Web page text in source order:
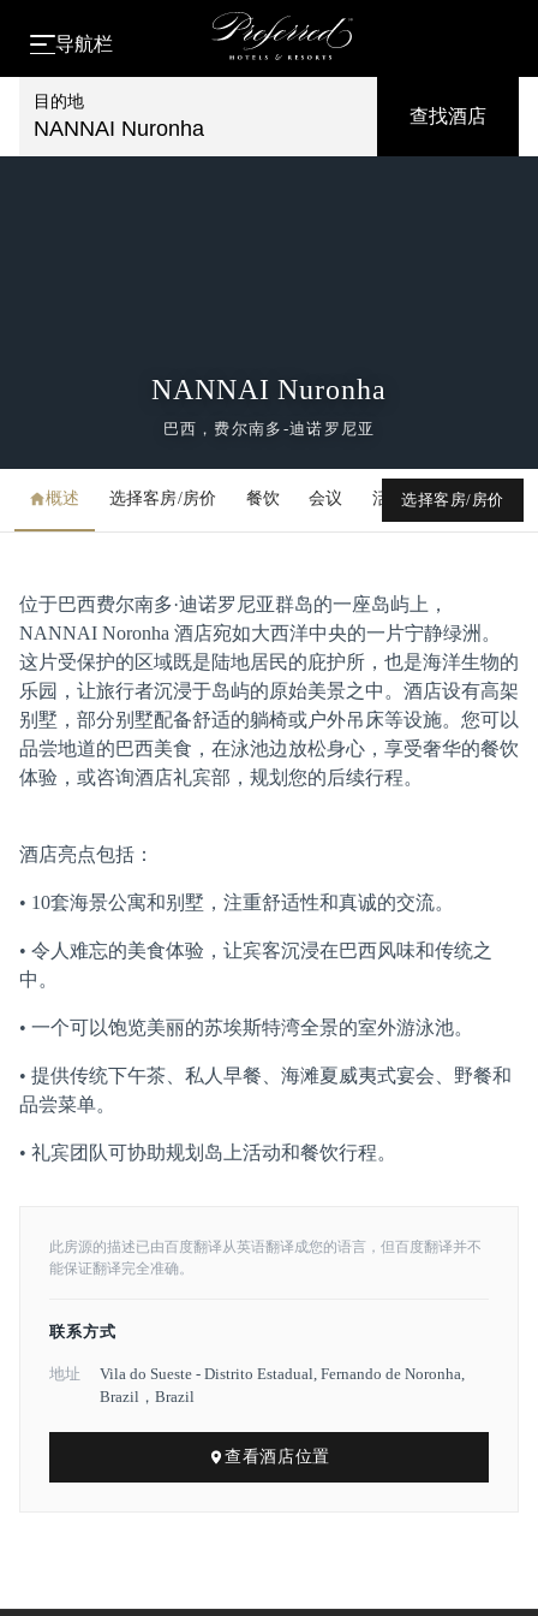
导航栏
目的地
NANNAI Nuronha
查找酒店
NANNAI Nuronha
巴西，费尔南多-迪诺罗尼亚
概述 选择客房/房价 餐饮 会议 活动 媒体库
选择客房/房价
位于巴西费尔南多·迪诺罗尼亚群岛的一座岛屿上，
NANNAI Noronha 酒店宛如大西洋中央的一片宁静绿洲。
这片受保护的区域既是陆地居民的庇护所，也是海洋生物的
乐园，让旅行者沉浸于岛屿的原始美景之中。酒店设有高架
别墅，部分别墅配备舒适的躺椅或户外吊床等设施。您可以
品尝地道的巴西美食，在泳池边放松身心，享受奢华的餐饮
体验，或咨询酒店礼宾部，规划您的后续行程。
酒店亮点包括：
• 10套海景公寓和别墅，注重舒适性和真诚的交流。
• 令人难忘的美食体验，让宾客沉浸在巴西风味和传统之
中。
• 一个可以饱览美丽的苏埃斯特湾全景的室外游泳池。
• 提供传统下午茶、私人早餐、海滩夏威夷式宴会、野餐和
品尝菜单。
• 礼宾团队可协助规划岛上活动和餐饮行程。
此房源的描述已由百度翻译从英语翻译成您的语言，但百度翻译并不
能保证翻译完全准确。
联系方式
地址
Vila do Sueste - Distrito Estadual, Fernando de Noronha,
Brazil，Brazil
查看酒店位置